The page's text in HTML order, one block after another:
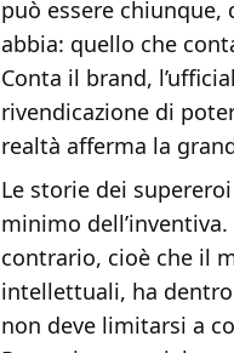
può essere
abbia: quello che
Conta il brand,
rivendicazione di
realtà afferma la
Le storie dei
minimo dell’inventiva.
contrario, cioè che il
intellettuali, ha
non deve limitarsi a